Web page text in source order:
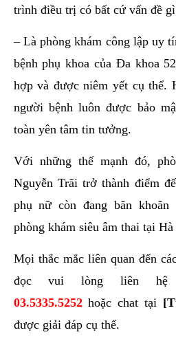
trình điều trị có bất cứ vấn đề
– Là phòng khám công lập uy
bệnh phụ khoa của Đa khoa
hợp và được niêm yết cụ thể.
người bệnh luôn được bảo
toàn yên tâm tin tưởng.
Với những thế mạnh đó,
Nguyễn Trãi trở thành điểm
phụ nữ còn đang băn
phòng khám siêu âm thai tại
Mọi thắc mắc liên quan đến
đọc vui lòng liên
03.5335.5252 hoặc chat tại
được giải đáp cụ thể.